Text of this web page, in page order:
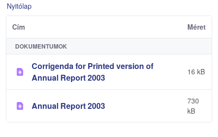
Nyitólap
Cím Méret
DOKUMENTUMOK
Corrigenda for Printed version of
Annual Report 2003
16 kB
Annual Report 2003
730
kB